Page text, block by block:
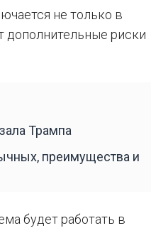
не только в
дополнительные риски
Трампа
преимущества и
будет работать в